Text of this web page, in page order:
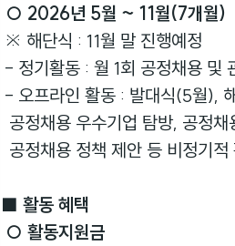
○ 2026년 5월 ~ 11월(7개월)
※ 해단식 : 11월 말 진행예정
- 정기활동 : 월 1회 공정채용 및
- 오프라인 활동 : 발대식(5월),
공정채용 우수기업 탐방, 공정
공정채용 정책 제안 등 비정기
■ 활동 혜택
○ 활동지원금